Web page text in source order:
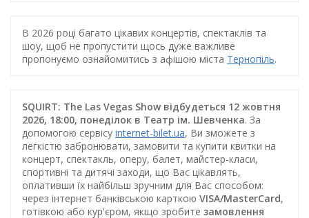
В 2026 році багато цікавих концертів, спектаклів та
шоу, щоб не пропустити щось дуже важливе
пропонуємо ознайомитись з афішою міста Тернопіль.
SQUIRT: The Las Vegas Show відбудеться 12 жовтня
2026, 18:00, понеділок в Театр ім. Шевченка. За
допомогою сервісу internet-bilet.ua, Ви зможете з
легкістю забронювати, замовити та купити квитки на
концерт, спектакль, оперу, балет, майстер-класи,
спортивні та дитячі заходи, що Вас цікавлять,
оплативши їх найбільш зручним для Вас способом:
через інтернет банківською карткою VISA/MasterCard,
готівкою або кур'єром, якщо зробите замовлення